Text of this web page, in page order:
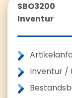
SBO3200
Inventur
Inventur /